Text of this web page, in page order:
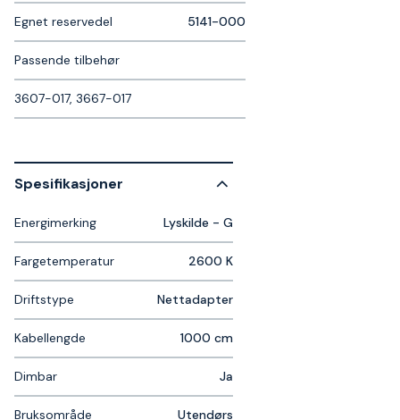
Egnet reservedel 5141-000
Passende tilbehør
3607-017, 3667-017
Spesifikasjoner
Energimerking Lyskilde - G
Fargetemperatur 2600 K
Driftstype Nettadapter
Kabellengde 1000 cm
Dimbar Ja
Bruksområde Utendørs